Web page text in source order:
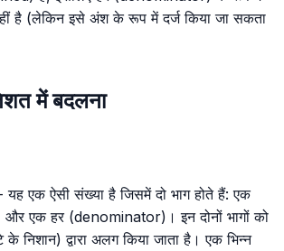
है (लेकिन इसे अंश के रूप में दर्ज किया जा सकता
में बदलना
यह एक ऐसी संख्या है जिसमें दो भाग होते हैं: एक
एक हर (denominator)। इन दोनों भागों को
निशान) द्वारा अलग किया जाता है। एक भिन्न